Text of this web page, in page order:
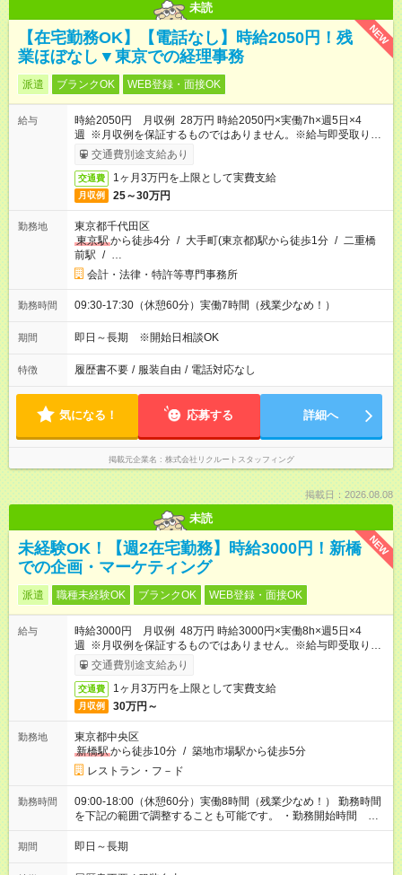
未読
NEW
【在宅勤務OK】【電話なし】時給2050円！残
業ほぼなし▼東京での経理事務
派遣 ブランクOK WEB登録・面接OK
給与
時給2050円 月収例 28万円 時給2050円×実働7h×週5日×4
週 ※月収例を保証するものではありません。※給与即受取りサ
ービス利用可（利用条件有）
交通費別途支給あり
交通費 1ヶ月3万円を上限として実費支給
月収例 25～30万円
勤務地
東京都千代田区
東京駅から徒歩4分 / 大手町(東京都)駅から徒歩1分 / 二重橋
前駅 / …
会計・法律・特許等専門事務所
勤務時間 09:30-17:30（休憩60分）実働7時間（残業少なめ！）
期間 即日～長期 ※開始日相談OK
特徴 履歴書不要 / 服装自由 / 電話対応なし
気になる！ 応募する 詳細へ
掲載元企業名 株式会社リクルートスタッフィング
掲載日：2026.08.08
未読
NEW
未経験OK！【週2在宅勤務】時給3000円！新橋
での企画・マーケティング
派遣 職種未経験OK ブランクOK WEB登録・面接OK
給与
時給3000円 月収例 48万円 時給3000円×実働8h×週5日×4
週 ※月収例を保証するものではありません。※給与即受取りサ
ービス利用可（利用条件有）
交通費別途支給あり
交通費 1ヶ月3万円を上限として実費支給
月収例 30万円～
勤務地
東京都中央区
新橋駅から徒歩10分 / 築地市場駅から徒歩5分
レストラン・フ－ド
勤務時間
09:00-18:00（休憩60分）実働8時間（残業少なめ！） 勤務時間
を下記の範囲で調整することも可能です。 ・勤務開始時間
09:00～10:00 ・勤務終了時間 17:00～18:00 ・実働 07:00～
08:00
期間 即日～長期